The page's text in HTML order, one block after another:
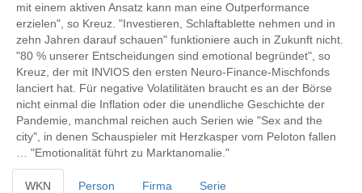
mit einem aktiven Ansatz kann man eine Outperformance
erzielen", so Kreuz. "Investieren, Schlaftablette nehmen und in
zehn Jahren darauf schauen" funktioniere auch in Zukunft nicht.
"80 % unserer Entscheidungen sind emotional begründet", so
Kreuz, der mit INVIOS den ersten Neuro-Finance-Mischfonds
lanciert hat. Für negative Volatilitäten braucht es an der Börse
nicht einmal die Inflation oder die unendliche Geschichte der
Pandemie, manchmal reichen auch Serien wie "Sex and the
city", in denen Schauspieler mit Herzkasper vom Peloton fallen
… "Emotionalität führt zu Marktanomalie."
WKN Person Firma Serie